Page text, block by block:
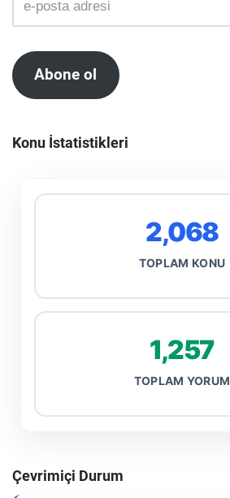
Abone ol
Konu İstatistikleri
2,068
TOPLAM KONU
1,257
TOPLAM YORUM
Çevrimiçi Durum